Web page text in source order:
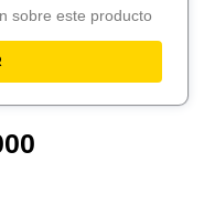
sobre este producto